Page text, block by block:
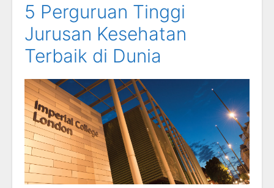
5 Perguruan Tinggi
Jurusan Kesehatan
Terbaik di Dunia